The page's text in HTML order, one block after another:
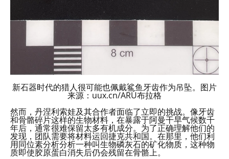
新石器时代的猎人很可能也佩戴鲨鱼牙齿作为吊坠。图片
来源：uux.cn/ARÚ布拉格
然而，丹涅利索娃及其合作者面临了立即的挑战。像牙齿
和骨骼碎片这样的生物材料，在暴露于阿曼干旱气候数千
年后，通常很难保留太多有机成分。为了正确理解他们的
发现，团队需要将材料运回捷克共和国。在那里，他们利
用同位素分析分析一种叫生物磷灰石的矿化物质，这种物
质即使胶原蛋白消失后仍会残留在骨骼上。